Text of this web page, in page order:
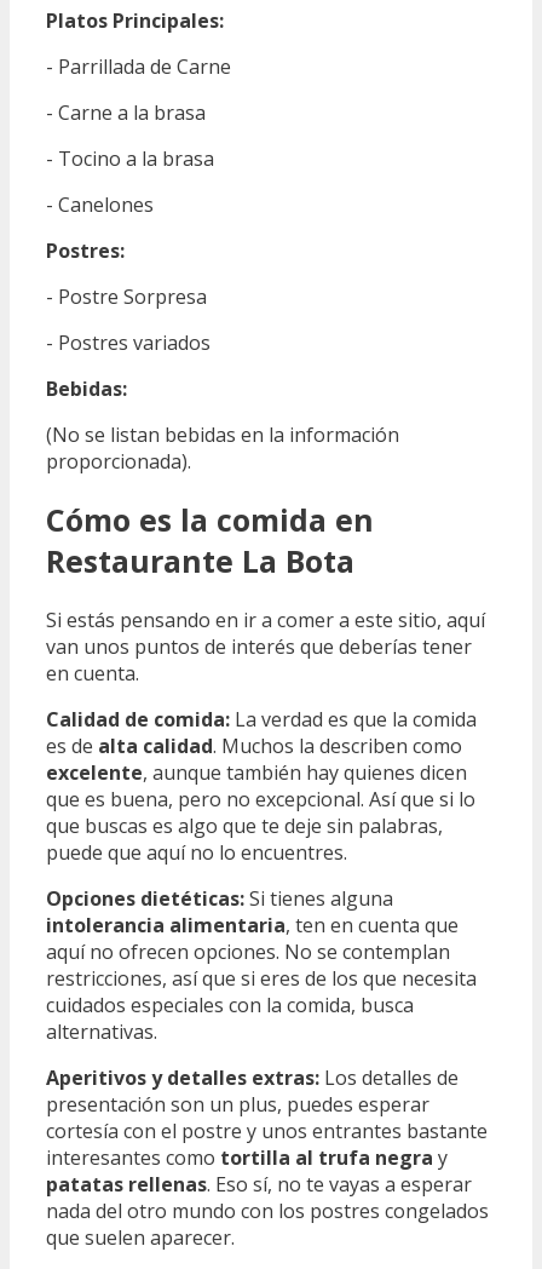
Platos Principales:
- Parrillada de Carne
- Carne a la brasa
- Tocino a la brasa
- Canelones
Postres:
- Postre Sorpresa
- Postres variados
Bebidas:
(No se listan bebidas en la información
proporcionada).
Cómo es la comida en
Restaurante La Bota
Si estás pensando en ir a comer a este sitio, aquí
van unos puntos de interés que deberías tener
en cuenta.
Calidad de comida: La verdad es que la comida
es de alta calidad. Muchos la describen como
excelente, aunque también hay quienes dicen
que es buena, pero no excepcional. Así que si lo
que buscas es algo que te deje sin palabras,
puede que aquí no lo encuentres.
Opciones dietéticas:Si tienes alguna
intolerancia alimentaria, ten en cuenta que
aquí no ofrecen opciones. No se contemplan
restricciones, así que si eres de los que necesita
cuidados especiales con la comida, busca
alternativas.
Aperitivos y detalles extras: Los detalles de
presentación son un plus, puedes esperar
cortesía con el postre y unos entrantes bastante
interesantes como tortilla al trufa negra y
patatas rellenas. Eso sí, no te vayas a esperar
nada del otro mundo con los postres congelados
que suelen aparecer.